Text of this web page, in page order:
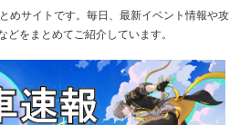
めサイトです。毎日、最新イベント情報や攻
どをまとめてご紹介しています。